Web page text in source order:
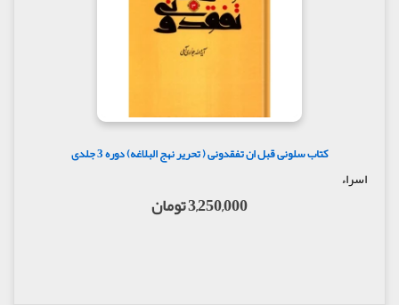
کتاب سلونی قبل ان تفقدونی ( تحریر نهج البلاغه) دوره 3 جلدی
اسراء
3,250,000 تومان